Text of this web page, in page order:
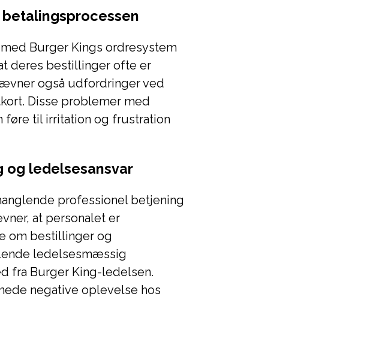
Burger Kings ordresystem
deres bestillinger ofte er
også udfordringer ved
Disse problemer med
føre til irritation og frustration
og ledelsesansvar
professionel betjening
at personalet er
om bestillinger og
ledelsesmæssig
fra Burger King-ledelsen.
negative oplevelse hos